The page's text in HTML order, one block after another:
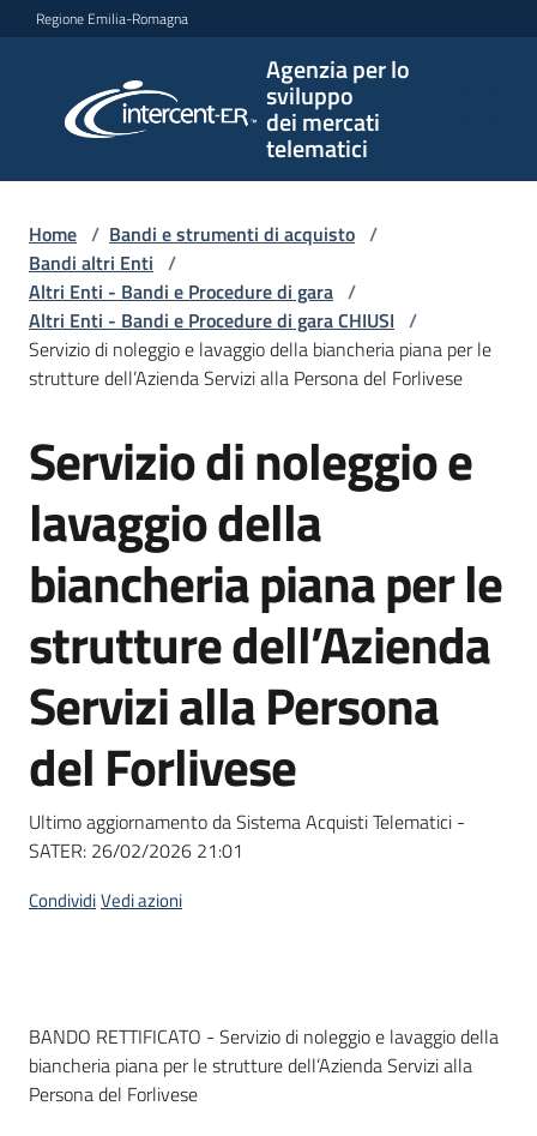
Vai al contenuto
Vai alla navigazione
Vai al footer
Regione Emilia-Romagna
Agenzia per lo
sviluppo
dei mercati
telematici
per lo
sviluppo
telematici
L'Agenzia
Bandi
e
di
Supporto
Piattaforme
telematiche
Seguici
Home / Bandi e strumenti di acquisto /
Bandi altri Enti /
Altri Enti - Bandi e Procedure di gara /
Altri Enti - Bandi e Procedure di gara CHIUSI /
Servizio di noleggio e lavaggio della biancheria piana per le
strutture dell’Azienda Servizi alla Persona del Forlivese
Salta al contenuto
Servizio di noleggio e
lavaggio della
biancheria piana per le
strutture dell’Azienda
Servizi alla Persona
del Forlivese
Ultimo aggiornamento da Sistema Acquisti Telematici -
SATER: 26/02/2026 21:01
CondividiVedi azioni
Dati del bando
BANDO RETTIFICATO - Servizio di noleggio e lavaggio della
biancheria piana per le strutture dell’Azienda Servizi alla
Persona del Forlivese